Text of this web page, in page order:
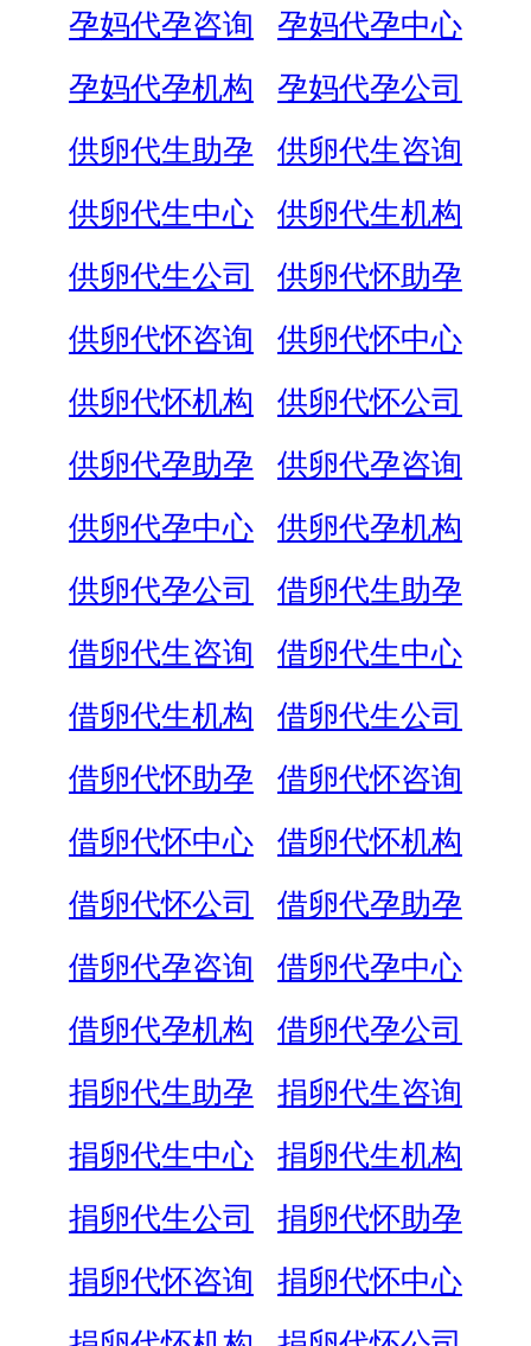
孕妈代孕咨询
孕妈代孕中心
孕妈代孕机构
孕妈代孕公司
供卵代生助孕
供卵代生咨询
供卵代生中心
供卵代生机构
供卵代生公司
供卵代怀助孕
供卵代怀咨询
供卵代怀中心
供卵代怀机构
供卵代怀公司
供卵代孕助孕
供卵代孕咨询
供卵代孕中心
供卵代孕机构
供卵代孕公司
借卵代生助孕
借卵代生咨询
借卵代生中心
借卵代生机构
借卵代生公司
借卵代怀助孕
借卵代怀咨询
借卵代怀中心
借卵代怀机构
借卵代怀公司
借卵代孕助孕
借卵代孕咨询
借卵代孕中心
借卵代孕机构
借卵代孕公司
捐卵代生助孕
捐卵代生咨询
捐卵代生中心
捐卵代生机构
捐卵代生公司
捐卵代怀助孕
捐卵代怀咨询
捐卵代怀中心